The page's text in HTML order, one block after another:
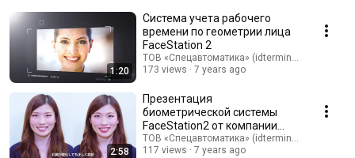
времени по геометрии лица
1:20
Система учета рабочего
времени по геометрии лица
FaceStation 2
ТОВ «Спецавтоматика» (idterminal.com)
173 views
7 years ago
2:58
Презентация
биометрической системы
FaceStation2 от компании
Secure Inc Tokyo, Japan
ТОВ «Спецавтоматика» (idterminal.com)
117 views
7 years ago